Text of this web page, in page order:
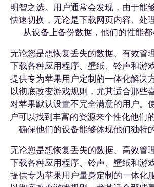
明智之选。用户通常会发现，由于能
快速切换，无论是下载网页内容、处
从设备上备份数据，他们的性能都
无论您是想恢复丢失的数据、有效管
下载各种应用程序、壁纸、铃声和游
提供专为苹果用户定制的一体化解决
以彻底改变游戏规则，尤其适合那些
对苹果默认设置不完全满意的用户。
户可以找到丰富的资源来个性化他们的
确保他们的设备能够体现他们独特
无论您是想恢复丢失的数据、高效管
下载各种应用程序、铃声、壁纸和游
提供专为苹果用户量身定制的一体化